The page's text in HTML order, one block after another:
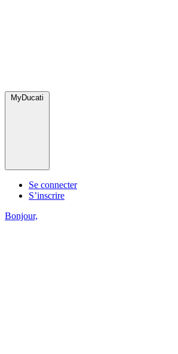
MyDucati
Se connecter
S’inscrire
Bonjour,